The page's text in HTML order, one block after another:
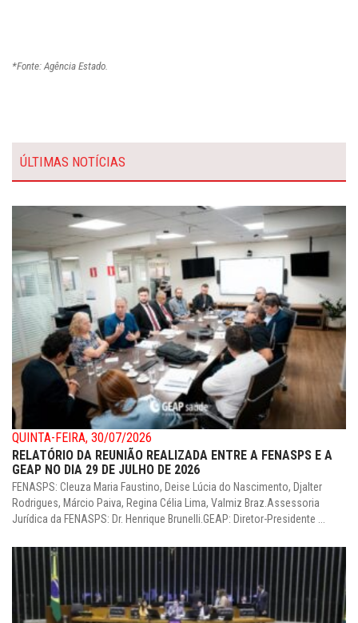
*Fonte: Agência Estado.
ÚLTIMAS NOTÍCIAS
QUINTA-FEIRA, 30/07/2026
RELATÓRIO DA REUNIÃO REALIZADA ENTRE A FENASPS E A
GEAP NO DIA 29 DE JULHO DE 2026
FENASPS: Cleuza Maria Faustino, Deise Lúcia do Nascimento, Djalter
Rodrigues, Márcio Paiva, Regina Célia Lima, Valmiz Braz.Assessoria
Jurídica da FENASPS: Dr. Henrique Brunelli.GEAP: Diretor-Presidente ...